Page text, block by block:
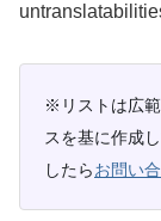
※リストは広
スを基に作成
したらお問い